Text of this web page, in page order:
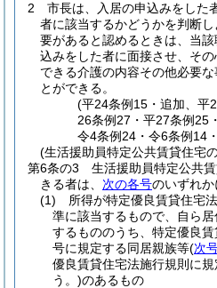
2
市長は、入居の申込みをした
者に該当するかどうかを判断
要があると認めるときは、当
込みをした者に面接させ、そ
できる介護の内容その他必要
とができる。
(平24条例15・追加、平
26条例27・平27条例25
令4条例24・令6条例14
(生活援助員特定公共賃貸住宅
第6条の3
生活援助員特定公共
きる者は、 次の各号のいずれか
(1)
所得が特定優良賃貸住宅
準に該当するもので、自ら
するもののうち、特定優良
号に規定する同居親族等(次
優良賃貸住宅法施行規則に
う。)のあるもの